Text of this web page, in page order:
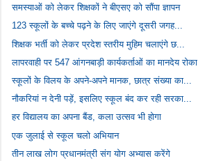
समस्याओं को लेकर शिक्षकों ने बीएसए को सौंपा ज्ञापन
123 स्कूलों के बच्चे पढ़ने के लिए जाएंगे दूसरी जगह...
शिक्षक भर्ती को लेकर प्रदेश स्तरीय मुहिम चलाएंगे छ...
लापरवाही पर 547 आंगनबाड़ी कार्यकर्ताओं का मानदेय रोका
स्कूलों के विलय के अपने-अपने मानक, छात्र संख्या का...
नौकरियां न देनी पड़ें, इसलिए स्कूल बंद कर रही सरका...
हर विद्यालय का अपना बैंड, कला उत्सव भी होगा
एक जुलाई से स्कूल चलो अभियान
तीन लाख लोग प्रधानमंत्री संग योग अभ्यास करेंगे